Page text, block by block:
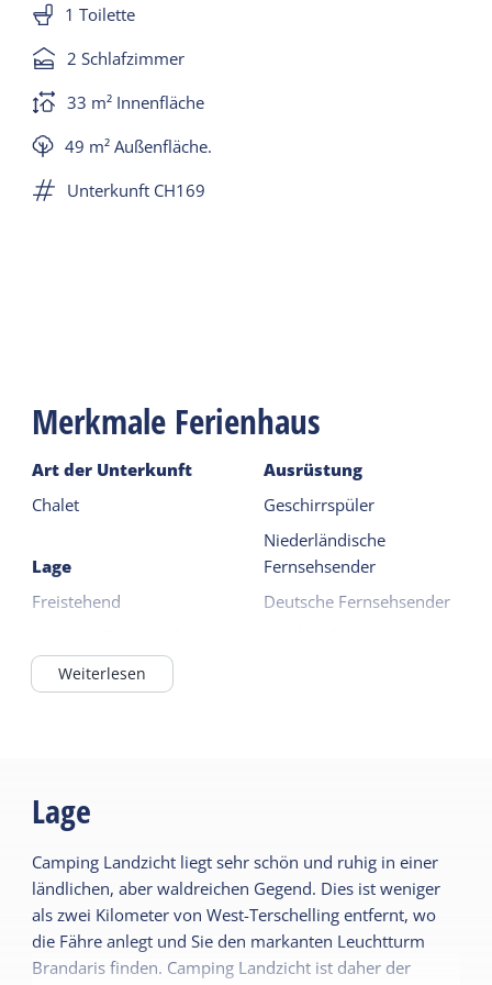
1 Toilette
2 Schlafzimmer
33 m² Innenfläche
49 m² Außenfläche.
Unterkunft CH169
Merkmale Ferienhaus
Art der Unterkunft
Chalet
Lage
Freistehend
Außerhalb des Dorfes
Allgemein
Haustier frei
Schlafzimmer im EG
Zentralheizung
Nichtraucher
Ausrüstung
Geschirrspüler
Niederländische
Fernsehsender
Deutsche Fernsehsender
Fahrradschuppen
Garten
Terrasse
Weiterlesen
Lage
Camping Landzicht liegt sehr schön und ruhig in einer
ländlichen, aber waldreichen Gegend. Dies ist weniger
als zwei Kilometer von West-Terschelling entfernt, wo
die Fähre anlegt und Sie den markanten Leuchtturm
Brandaris finden. Camping Landzicht ist daher der